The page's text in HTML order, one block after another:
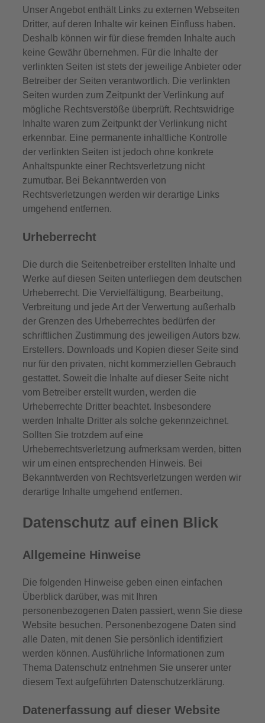
Unser Angebot enthält Links zu externen Webseiten
Dritter, auf deren Inhalte wir keinen Einfluss haben.
Deshalb können wir für diese fremden Inhalte auch
keine Gewähr übernehmen. Für die Inhalte der
verlinkten Seiten ist stets der jeweilige Anbieter oder
Betreiber der Seiten verantwortlich. Die verlinkten
Seiten wurden zum Zeitpunkt der Verlinkung auf
mögliche Rechtsverstöße überprüft. Rechtswidrige
Inhalte waren zum Zeitpunkt der Verlinkung nicht
erkennbar. Eine permanente inhaltliche Kontrolle
der verlinkten Seiten ist jedoch ohne konkrete
Anhaltspunkte einer Rechtsverletzung nicht
zumutbar. Bei Bekanntwerden von
Rechtsverletzungen werden wir derartige Links
umgehend entfernen.
Urheberrecht
Die durch die Seitenbetreiber erstellten Inhalte und
Werke auf diesen Seiten unterliegen dem deutschen
Urheberrecht. Die Vervielfältigung, Bearbeitung,
Verbreitung und jede Art der Verwertung außerhalb
der Grenzen des Urheberrechtes bedürfen der
schriftlichen Zustimmung des jeweiligen Autors bzw.
Erstellers. Downloads und Kopien dieser Seite sind
nur für den privaten, nicht kommerziellen Gebrauch
gestattet. Soweit die Inhalte auf dieser Seite nicht
vom Betreiber erstellt wurden, werden die
Urheberrechte Dritter beachtet. Insbesondere
werden Inhalte Dritter als solche gekennzeichnet.
Sollten Sie trotzdem auf eine
Urheberrechtsverletzung aufmerksam werden, bitten
wir um einen entsprechenden Hinweis. Bei
Bekanntwerden von Rechtsverletzungen werden wir
derartige Inhalte umgehend entfernen.
Datenschutz auf einen Blick
Allgemeine Hinweise
Die folgenden Hinweise geben einen einfachen
Überblick darüber, was mit Ihren
personenbezogenen Daten passiert, wenn Sie diese
Website besuchen. Personenbezogene Daten sind
alle Daten, mit denen Sie persönlich identifiziert
werden können. Ausführliche Informationen zum
Thema Datenschutz entnehmen Sie unserer unter
diesem Text aufgeführten Datenschutzerklärung.
Datenerfassung auf dieser Website